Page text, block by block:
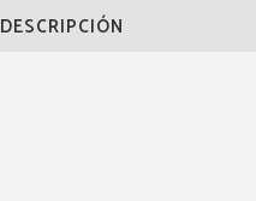
DESCRIPCIÓN